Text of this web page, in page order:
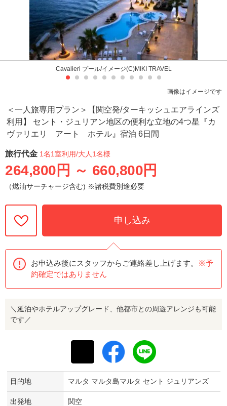
Cavalieri プール/イメージ(C)MIKI TRAVEL
画像はイメージです
＜一人旅専用プラン＞【関空発/ターキッシュエアラインズ
利用】 セント・ジュリアン地区の便利な立地の4つ星『カ
ヴァリエリ アート ホテル』宿泊 6日間
旅行代金 1名1室利用/大人1名様
264,800円 ～ 660,800円
（燃油サーチャージ含む) ※諸税費別途必要
申し込み
お申込み後にスタッフからご連絡差し上げます。
※予
約確定ではありません
＼延泊やホテルアップグレード、他都市との周遊アレンジも可能
です／
目的地 マルタ マルタ島マルタ セント ジュリアンズ
出発地 関空